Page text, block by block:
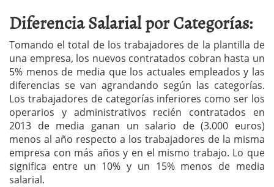
Diferencia Salarial por Categorías:
Tomando el total de los trabajadores de la plantilla de
una empresa, los nuevos contratados cobran hasta un
5% menos de media que los actuales empleados y las
diferencias se van agrandando según las categorías.
Los trabajadores de categorías inferiores como ser los
operarios y administrativos recién contratados en
2013 de media ganan un salario de (3.000 euros)
menos al año respecto a los trabajadores de la misma
empresa con más años y en el mismo trabajo. Lo que
significa entre un 10% y un 15% menos de media
salarial.